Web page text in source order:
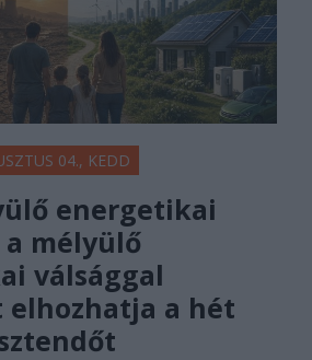
04., KEDD
energetikai
a mélyülő
válsággal
a hét